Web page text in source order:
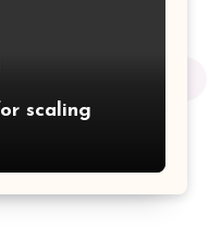
scaling